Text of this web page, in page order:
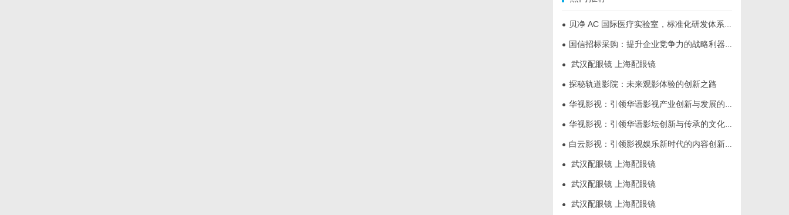
● 贝净 AC 国际医疗实验室，标准化研发体系全解析
● 国信招标采购：提升企业竞争力的战略利器解析
● 武汉配眼镜 上海配眼镜
● 探秘轨道影院：未来观影体验的创新之路
● 华视影视：引领华语影视产业创新与发展的标杆企业
● 华视影视：引领华语影坛创新与传承的文化先锋
● 白云影视：引领影视娱乐新时代的内容创新平台
● 武汉配眼镜 上海配眼镜
● 武汉配眼镜 上海配眼镜
● 武汉配眼镜 上海配眼镜